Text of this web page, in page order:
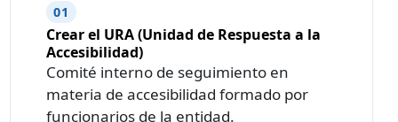
01
Crear el URA (Unidad de Respuesta a la
Accesibilidad)
Comité interno de seguimiento en
materia de accesibilidad formado por
funcionarios de la entidad.